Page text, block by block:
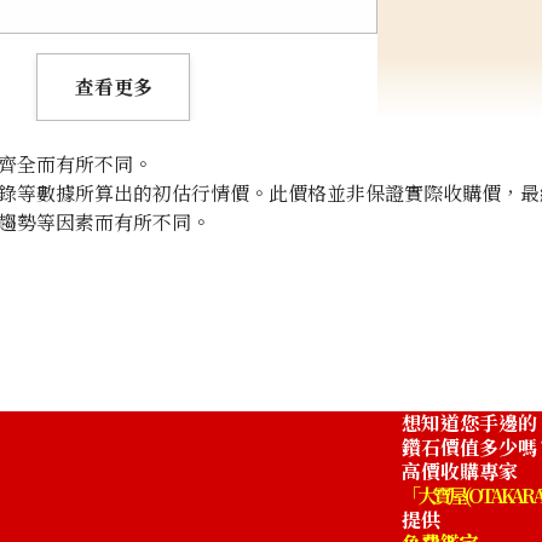
查看更多
全而有所不同。
數據所算出的初估行情價。此價格並非保證實際收購價，
勢等因素而有所不同。
想知道您手邊的
鑽石價值多少嗎
高價收購專家
「大寶屋
提供